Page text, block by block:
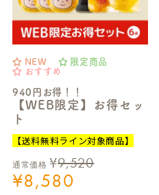
NEW
限定商品
おすすめ
940円お得！！
【WEB限定】お得セッ
ト
【送料無料ライン対象商品】
通常価格 ¥9,520
¥8,580